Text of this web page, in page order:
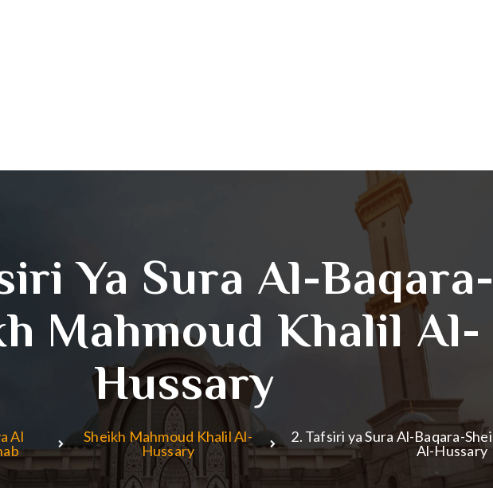
Ya Sura Al-Baqara-
Mahmoud Khalil Al-
Hussary
Al
Sheikh Mahmoud Khalil Al-
Hussary
2. Tafsiri ya Sura Al-Baqara-
Al-Hussary